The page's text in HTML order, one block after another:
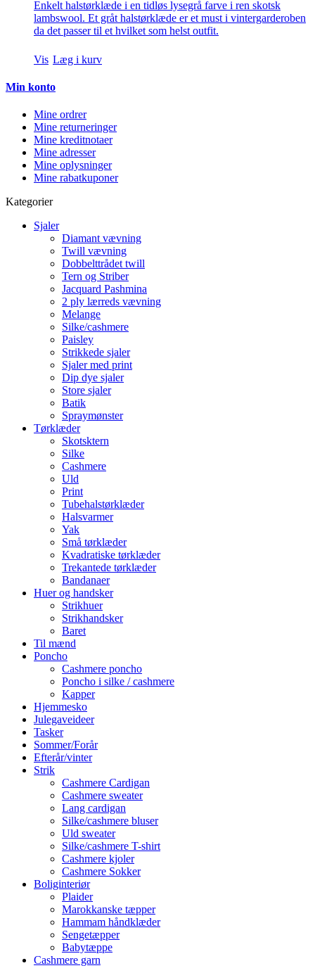
Enkelt halstørklæde i en tidløs lysegrå farve i ren skotsk
lambswool. Et gråt halstørklæde er et must i vintergarderoben
da det passer til et hvilket som helst outfit.
Vis Læg i kurv
Min konto
Mine ordrer
Mine returneringer
Mine kreditnotaer
Mine adresser
Mine oplysninger
Mine rabatkuponer
Kategorier
Sjaler
Diamant vævning
Twill vævning
Dobbelttrådet twill
Tern og Striber
Jacquard Pashmina
2 ply lærreds vævning
Melange
Silke/cashmere
Paisley
Strikkede sjaler
Sjaler med print
Dip dye sjaler
Store sjaler
Batik
Spraymønster
Tørklæder
Skotsktern
Silke
Cashmere
Uld
Print
Tubehalstørklæder
Halsvarmer
Yak
Små tørklæder
Kvadratiske tørklæder
Trekantede tørklæder
Bandanaer
Huer og handsker
Strikhuer
Strikhandsker
Baret
Til mænd
Poncho
Cashmere poncho
Poncho i silke / cashmere
Kapper
Hjemmesko
Julegaveideer
Tasker
Sommer/Forår
Efterår/vinter
Strik
Cashmere Cardigan
Cashmere sweater
Lang cardigan
Silke/cashmere bluser
Uld sweater
Silke/cashmere T-shirt
Cashmere kjoler
Cashmere Sokker
Boliginteriør
Plaider
Marokkanske tæpper
Hammam håndklæder
Sengetæpper
Babytæppe
Cashmere garn